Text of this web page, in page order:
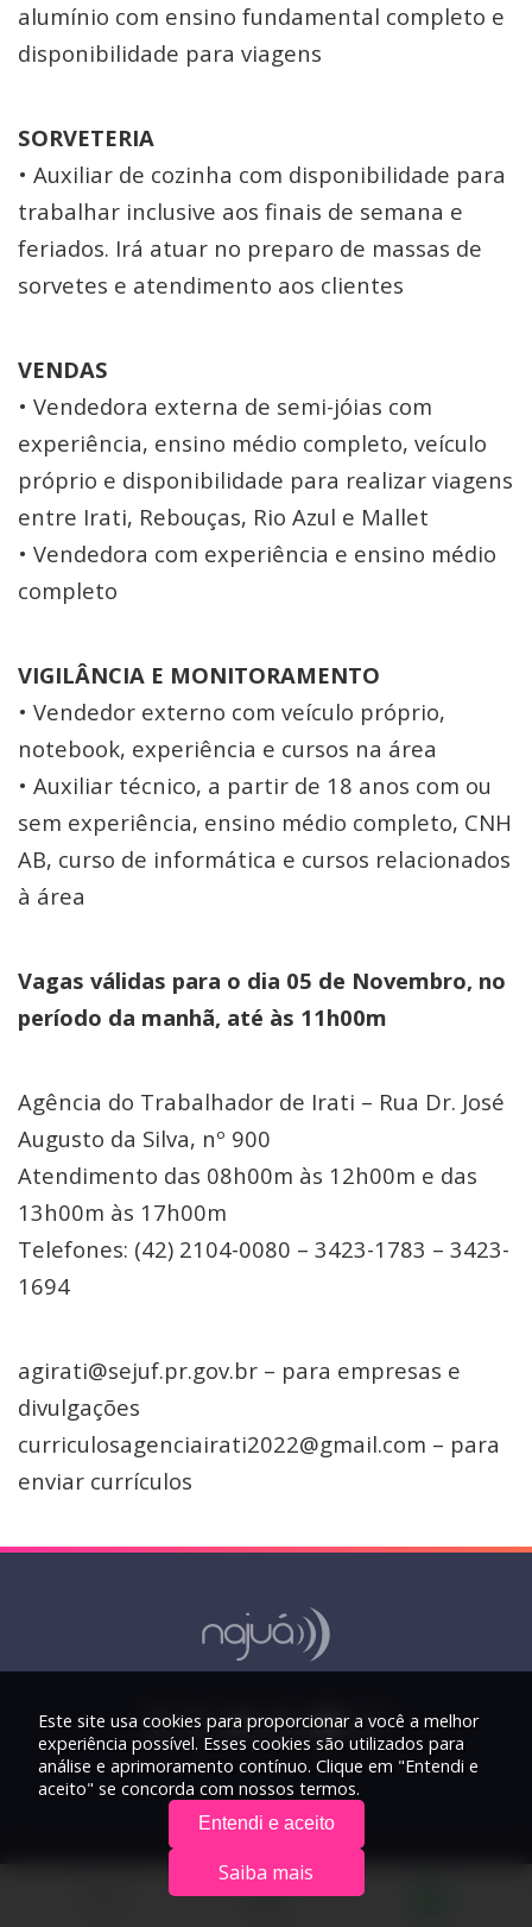
alumínio com ensino fundamental completo e
disponibilidade para viagens
SORVETERIA
• Auxiliar de cozinha com disponibilidade para
trabalhar inclusive aos finais de semana e
feriados. Irá atuar no preparo de massas de
sorvetes e atendimento aos clientes
VENDAS
• Vendedora externa de semi-jóias com
experiência, ensino médio completo, veículo
próprio e disponibilidade para realizar viagens
entre Irati, Rebouças, Rio Azul e Mallet
• Vendedora com experiência e ensino médio
completo
VIGILÂNCIA E MONITORAMENTO
• Vendedor externo com veículo próprio,
notebook, experiência e cursos na área
• Auxiliar técnico, a partir de 18 anos com ou
sem experiência, ensino médio completo, CNH
AB, curso de informática e cursos relacionados
à área
Vagas válidas para o dia 05 de Novembro, no
período da manhã, até às 11h00m
Agência do Trabalhador de Irati – Rua Dr. José
Augusto da Silva, nº 900
Atendimento das 08h00m às 12h00m e das
13h00m às 17h00m
Telefones: (42) 2104-0080 – 3423-1783 – 3423-
1694
agirati@sejuf.pr.gov.br – para empresas e
divulgações
curriculosagenciairati2022@gmail.com – para
enviar currículos
© 2026 Rádio Najuá - Todos os direitos reservados.
Este site usa cookies para proporcionar a você a melhor
experiência possível. Esses cookies são utilizados para
análise e aprimoramento contínuo. Clique em "Entendi e
aceito" se concorda com nossos termos.
Entendi e aceito
Saiba mais